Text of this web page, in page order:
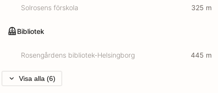
Solrosens förskola 325 m
Bibliotek
Rosengårdens bibliotek-Helsingborg 445 m
Visa alla (6)